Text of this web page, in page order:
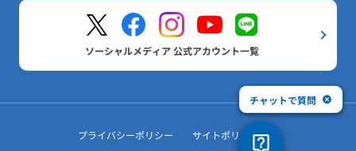
ソーシャルメディア 公式アカウント一覧
プライバシーポリシー サイトポリシー
チャットで質問